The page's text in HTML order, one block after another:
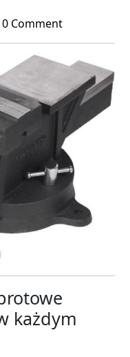
0 Comment
każdym